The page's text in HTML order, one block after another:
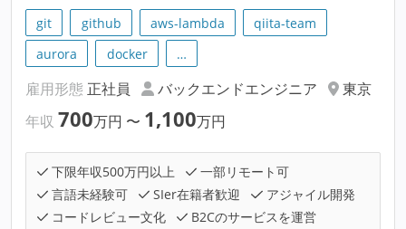
git github aws-lambda
qiita-team
aurora
docker …
雇用形態 正社員 バックエンドエンジニア
東京
年収 700万円 〜 1,100万円
下限年収500万円以上
一部リモート可
言語未経験可
SIer在籍者歓迎
アジャイル開発
コードレビュー文化
B2Cのサービスを運営